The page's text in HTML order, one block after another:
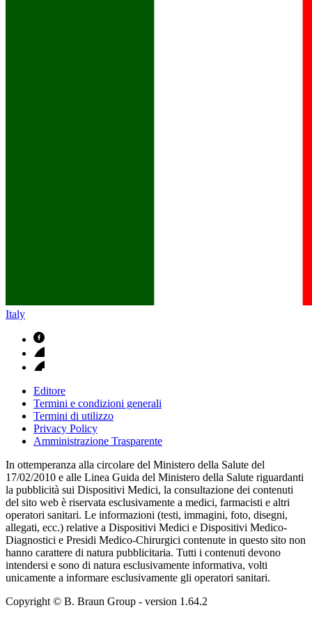
Italy
Editore
Termini e condizioni generali
Termini di utilizzo
Privacy Policy
Amministrazione Trasparente
In ottemperanza alla circolare del Ministero della Salute del
17/02/2010 e alle Linea Guida del Ministero della Salute riguardanti
la pubblicità sui Dispositivi Medici, la consultazione dei contenuti
del sito web è riservata esclusivamente a medici, farmacisti e altri
operatori sanitari. Le informazioni (testi, immagini, foto, disegni,
allegati, ecc.) relative a Dispositivi Medici e Dispositivi Medico-
Diagnostici e Presidi Medico-Chirurgici contenute in questo sito non
hanno carattere di natura pubblicitaria. Tutti i contenuti devono
intendersi e sono di natura esclusivamente informativa, volti
unicamente a informare esclusivamente gli operatori sanitari.
Copyright © B. Braun Group - version 1.64.2